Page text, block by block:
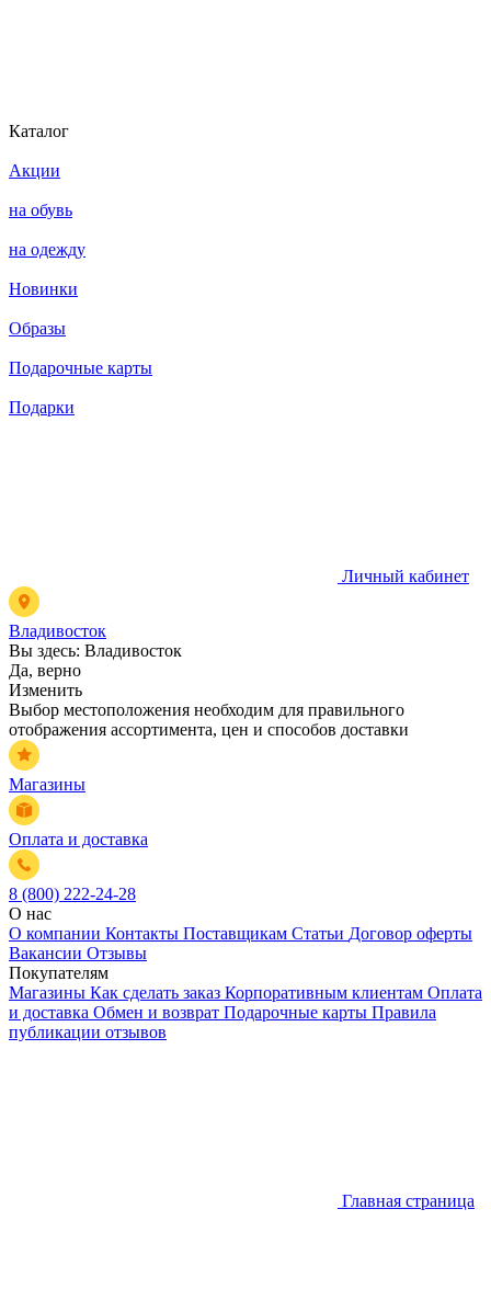
Каталог
Акции
на обувь
на одежду
Новинки
Образы
Подарочные карты
Подарки
Личный кабинет
Владивосток
Вы здесь: Владивосток
Да, верно
Изменить
Выбор местоположения необходим для правильного
отображения ассортимента, цен и способов доставки
Магазины
Оплата и доставка
8 (800) 222-24-28
О нас
О компании Контакты Поставщикам Статьи Договор оферты
Вакансии Отзывы
Покупателям
Магазины Как сделать заказ Корпоративным клиентам Оплата
и доставка Обмен и возврат Подарочные карты Правила
публикации отзывов
Главная страница